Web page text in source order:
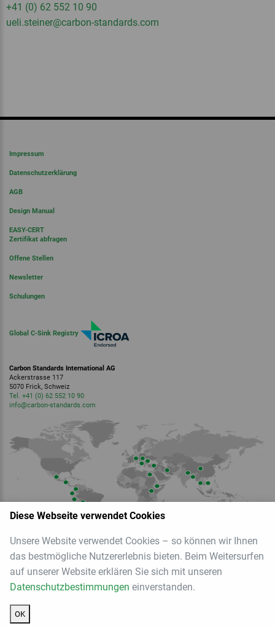
Diese Webseite verwendet Cookies
Unsere Website verwendet Cookies – so können wir Ihnen
das bestmögliche Nutzererlebnis bieten. Beim Weitersurfen
auf unserer Website erklären Sie sich mit unseren
Datenschutzbestimmungen einverstanden.
OK
+41 (0) 62 552 10 90
ueli.steiner@carbon-standards.com
Impressum
Datenschutzerklärung
AGB
Design Manual
EASY-CERT
Zertifikat abfragen
Offene Stellen
Newsletter
Schulungen
Global C-Sink Registry
Carbon Standards International AG
Ackerstrasse 117
5070 Frick, Schweiz
Tel. +41 (0) 62 552 10 90
info@carbon-standards.com
Mitglied der